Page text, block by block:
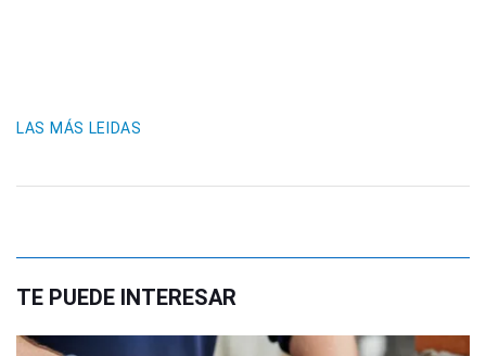
LAS MÁS LEIDAS
TE PUEDE INTERESAR